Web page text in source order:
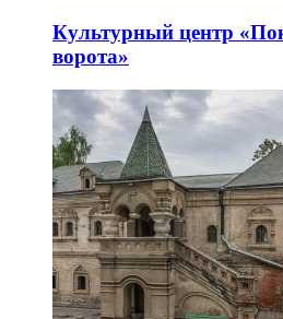
Культурный центр
ворота»